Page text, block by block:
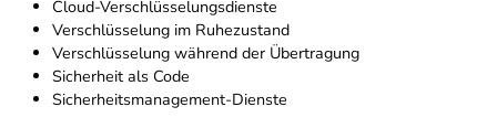
Cloud-Verschlüsselungsdienste
Verschlüsselung im Ruhezustand
Verschlüsselung während der Übertragung
Sicherheit als Code
Sicherheitsmanagement-Dienste